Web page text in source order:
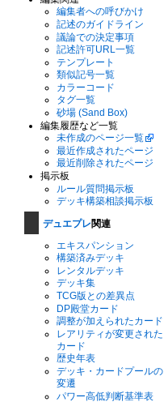
編集者への呼びかけ
記述のガイドライン
議論での決定事項
記述許可URL一覧
テンプレート
類似記号一覧
カラーコード
タグ一覧
砂場 (Sand Box)
編集履歴など一覧
未作成のページ一覧
最近作成されたページ
最近削除されたページ
掲示板
ルール質問掲示板
デッキ構築相談掲示板
デュエプレ関連
エキスパンション
構築済みデッキ
レンタルデッキ
デッキ集
TCG版との差異点
DP殿堂カード
調整が加えられたカード
レアリティが変更された
カード
歴史年表
デッキ・カードプールの
変遷
パワー高低判断基準表